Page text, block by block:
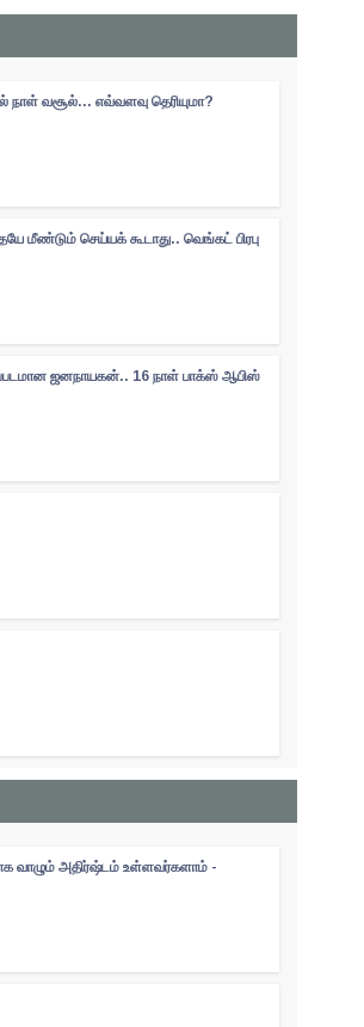
நாள் வசூல்... எவ்வளவு தெரியுமா?
மீண்டும் செய்யக் கூடாது.. வெங்கட் பிரபு
ஜனநாயகன்.. 16 நாள் பாக்ஸ் ஆபிஸ்
வாழும் அதிர்ஷ்டம் உள்ளவர்களாம் -